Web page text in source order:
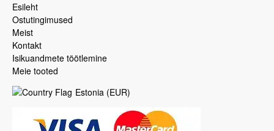
Esileht
Ostutingimused
Meist
Kontakt
Isikuandmete töötlemine
Meie tooted
Estonia (EUR)